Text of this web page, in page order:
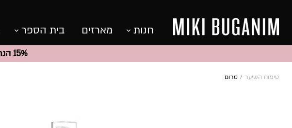
חנות מארזים בית הספר
15% הנחה על מגוון מוצרים נבחרים
טיפוח השיער / סרום